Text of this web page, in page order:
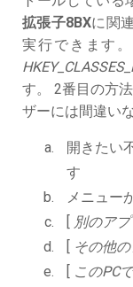
拡張子8BXに関
実行できます
す。 2番目の方
ザーには間違い
開きたい
す
メニュー
[ 別のア
[ その他
[ このPC